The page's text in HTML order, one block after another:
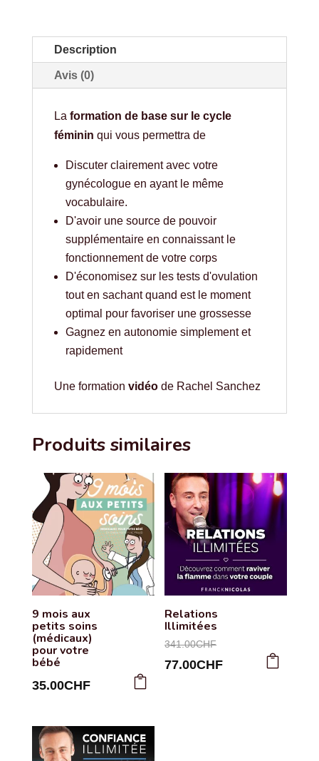
Description
Avis (0)
La formation de base sur le cycle
féminin qui vous permettra de
Discuter clairement avec votre
gynécologue en ayant le même
vocabulaire.
D'avoir une source de pouvoir
supplémentaire en connaissant le
fonctionnement de votre corps
D'économisez sur les tests d'ovulation
tout en sachant quand est le moment
optimal pour favoriser une grossesse
Gagnez en autonomie simplement et
rapidement
Une formation vidéode Rachel Sanchez
Produits similaires
9 mois aux
petits soins
(médicaux)
pour votre
bébé
35.00CHF
Relations
Illimitées
341.00CHF
prix
77.00CHFLe